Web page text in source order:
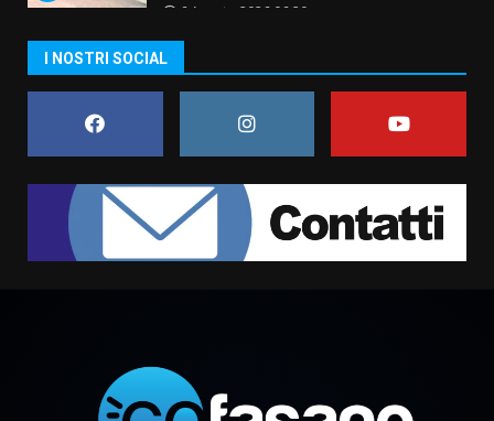
6 Agosto 2026 06:20
assoluta de “L’Albergo
Belvedere. Il rapimento”
6 Agosto 2026 06:15
1
Rivoluzione”: nuovo
appuntamento con “Fasano in
Banda”
campionato di calcio”
7 Agosto 2026 06:00
I NOSTRI SOCIAL